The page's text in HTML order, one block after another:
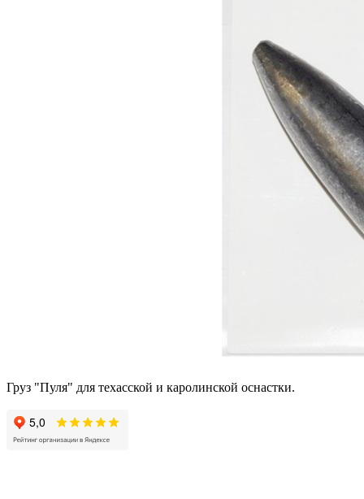
Груз "Пуля" для техасской и каролинской оснастки.